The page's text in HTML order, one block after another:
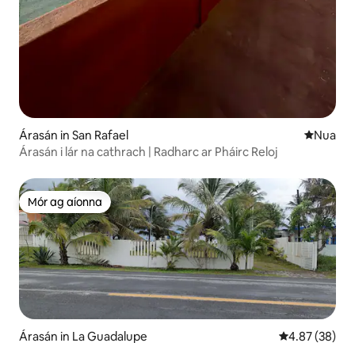
Árasán in San Rafael Áit nua
Nua
Árasán i lár na cathrach | Radharc ar Pháirc Reloj
Mór ag aíonna
Mór ag aíonna
Árasán in La Guadalupe Meánrátáil
4.87 (38)